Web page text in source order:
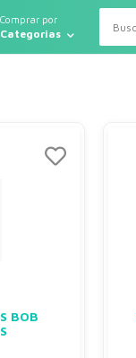
Comprar por
Categorias
BOB